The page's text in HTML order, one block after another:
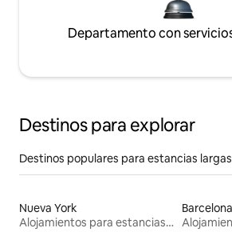
Departamento con
Destinos para explorar
Destinos populares para estancias largas
Nueva York
Alojamientos para estancias largas
Barcelona